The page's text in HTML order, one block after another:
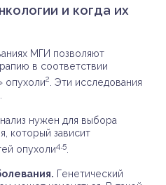
и когда их
МГИ позволяют
в соответствии
опухоли2 . Эти исследования
нужен для выбора
который зависит
опухоли4,5
Генетический